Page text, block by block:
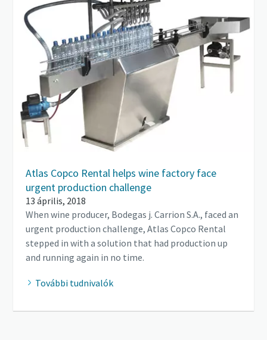
Atlas Copco Rental helps wine factory face
urgent production challenge
13 április, 2018
When wine producer, Bodegas j. Carrion S.A., faced an
urgent production challenge, Atlas Copco Rental
stepped in with a solution that had production up
and running again in no time.
További tudnivalók